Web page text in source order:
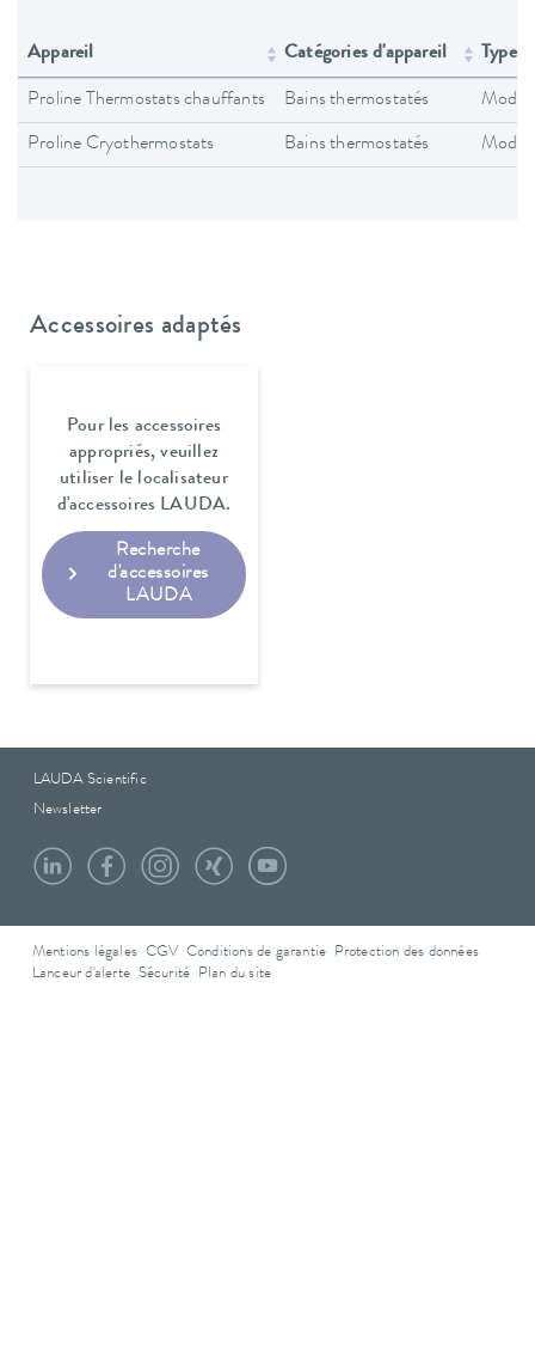
Appareil Catégories d'appareil Type
Proline Thermostats chauffants Bains thermostatés
Proline Cryothermostats Bains thermostatés
Accessoires adaptés
Pour les accessoires
appropriés, veuillez
utiliser le localisateur
d'accessoires LAUDA.
Recherche
d'accessoires
LAUDA
LAUDA Scientific
Newsletter
Mentions légales CGV Conditions de garantie
Protection des données
Lanceur d'alerte Sécurité Plan du site